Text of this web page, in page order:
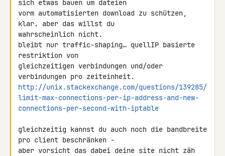
sich etwas bauen um dateien
vorm automatisierten download zu schützen,
klar. aber das willst du
wahrscheinlich nicht.
bleibt nur traffic-shaping… quellIP basierte
restriktion von
gleichzeitigen verbindungen und/oder
http://unix.stackexchange.com/questions/139285/
limit-max-connections-per-ip-address-and-new-
connections-per-second-with-iptable
gleichzeitig kannst du auch noch die bandbreite
pro client beschränken -
aber vorsicht das dabei deine site nicht zäh